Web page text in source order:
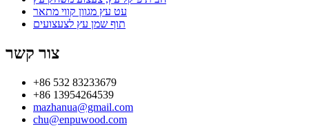
עט עץ מגוון קווי מתאר
תוף שמן עץ לצעצועים
צור קשר
+86 532 83233679
+86 13954264539
mazhanua@gmail.com
chu@enpuwood.com